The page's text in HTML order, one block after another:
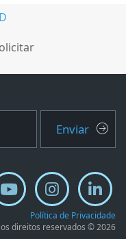
Enviar
Política de Privacidade
os direitos reservados © 2026